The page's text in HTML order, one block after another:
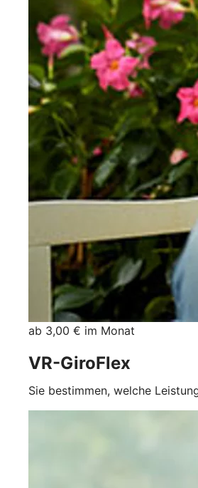
ab 3,00 € im Monat
VR-GiroFlex
Sie bestimmen, welche